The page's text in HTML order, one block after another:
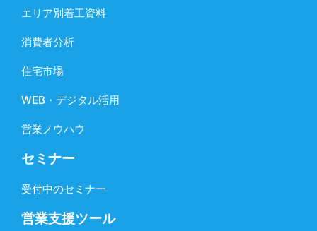
エリア別着工資料
消費者分析
住宅市場
WEB・デジタル活用
営業ノウハウ
セミナー
受付中のセミナー
営業支援ツール